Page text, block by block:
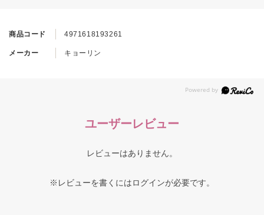
商品コード 4971618193261
メーカー キョーリン
ユーザーレビュー
レビューはありません。
※レビューを書くにはログインが必要です。